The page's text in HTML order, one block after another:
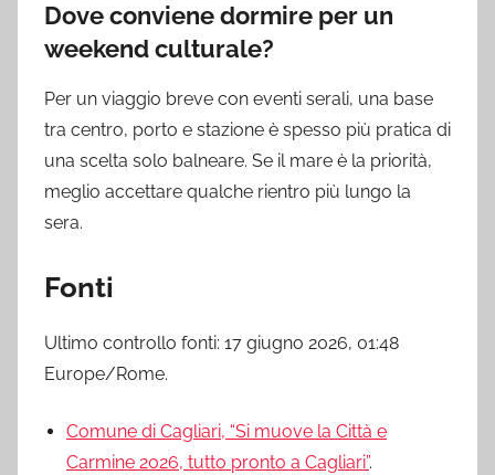
Dove conviene dormire per un
weekend culturale?
Per un viaggio breve con eventi serali, una base
tra centro, porto e stazione è spesso più pratica di
una scelta solo balneare. Se il mare è la priorità,
meglio accettare qualche rientro più lungo la
sera.
Fonti
Ultimo controllo fonti: 17 giugno 2026, 01:48
Europe/Rome.
Comune di Cagliari, “Si muove la Città e
Carmine 2026, tutto pronto a Cagliari”.